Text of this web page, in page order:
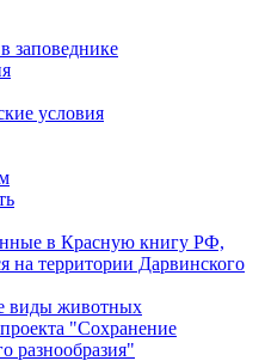
заповеднике
условия
в Красную книгу РФ,
на территории Дарвинского
виды животных
"Сохранение
разнообразия"